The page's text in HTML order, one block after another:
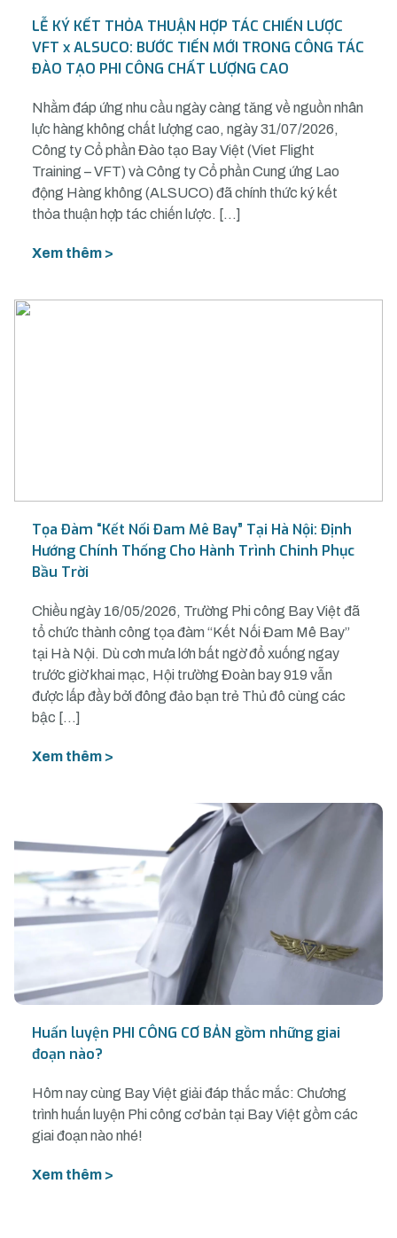
LỄ KÝ KẾT THỎA THUẬN HỢP TÁC CHIẾN LƯỢC
VFT x ALSUCO: BƯỚC TIẾN MỚI TRONG CÔNG TÁC
ĐÀO TẠO PHI CÔNG CHẤT LƯỢNG CAO
Nhằm đáp ứng nhu cầu ngày càng tăng về nguồn nhân
lực hàng không chất lượng cao, ngày 31/07/2026,
Công ty Cổ phần Đào tạo Bay Việt (Viet Flight
Training – VFT) và Công ty Cổ phần Cung ứng Lao
động Hàng không (ALSUCO) đã chính thức ký kết
thỏa thuận hợp tác chiến lược. […]
Xem thêm >
Tọa Đàm “Kết Nối Đam Mê Bay” Tại Hà Nội: Định
Hướng Chính Thống Cho Hành Trình Chinh Phục
Bầu Trời
Chiều ngày 16/05/2026, Trường Phi công Bay Việt đã
tổ chức thành công tọa đàm “Kết Nối Đam Mê Bay”
tại Hà Nội. Dù cơn mưa lớn bất ngờ đổ xuống ngay
trước giờ khai mạc, Hội trường Đoàn bay 919 vẫn
được lấp đầy bởi đông đảo bạn trẻ Thủ đô cùng các
bậc […]
Xem thêm >
Huấn luyện PHI CÔNG CƠ BẢN gồm những giai
đoạn nào?
Hôm nay cùng Bay Việt giải đáp thắc mắc: Chương
trình huấn luyện Phi công cơ bản tại Bay Việt gồm các
giai đoạn nào nhé!
Xem thêm >